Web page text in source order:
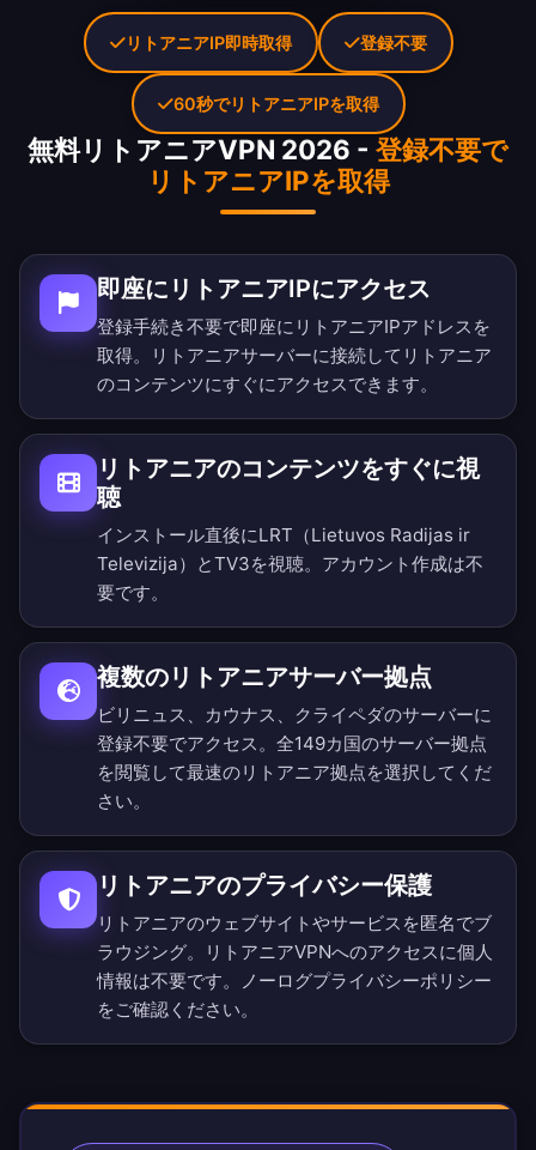
無料リトアニアVPN 2026 - 登録不要で
リトアニアIPを取得
即座にリトアニアIPにアクセス
登録手続き不要で即座にリトアニアIPアドレスを
取得。リトアニアサーバーに接続してリトアニア
のコンテンツにすぐにアクセスできます。
リトアニアのコンテンツをすぐに視
聴
インストール直後にLRT（Lietuvos Radijas ir
Televizija）とTV3を視聴。アカウント作成は不
要です。
複数のリトアニアサーバー拠点
ビリニュス、カウナス、クライペダのサーバーに
登録不要でアクセス。 全149カ国のサーバー拠点
を閲覧 して最速のリトアニア拠点を選択してくだ
さい。
リトアニアのプライバシー保護
リトアニアのウェブサイトやサービスを匿名でブ
ラウジング。リトアニアVPNへのアクセスに個人
情報は不要です。
ノーログプライバシーポリシー
をご確認ください。
リトアニアIP即時取得 登録不要
60秒でリトアニアIPを取得